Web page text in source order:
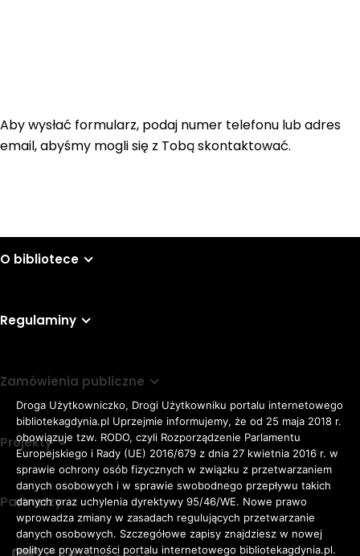
Rozmiar
czcionki
Adomyślna czcionka
Awiększa czcionka
KONTRAST:
ZWIĘKSZ
Aby wysłać formularz, podaj numer telefonu lub adres
email, abyśmy mogli się z Tobą skontaktować.
O bibliotece
Regulaminy
Zamówienia publiczne
Projekty
Partnerzy
Droga Użytkowniczko, Drogi Użytkowniku portalu internetowego
bibliotekagdynia.pl Uprzejmie informujemy, że od 25 maja 2018 r.
obowiązuje tzw. RODO, czyli Rozporządzenie Parlamentu
Europejskiego i Rady (UE) 2016/679 z dnia 27 kwietnia 2016 r. w
sprawie ochrony osób fizycznych w związku z przetwarzaniem
danych osobowych i w sprawie swobodnego przepływu takich
danych oraz uchylenia dyrektywy 95/46/WE. Nowe prawo
wprowadza zmiany w zasadach regulujących przetwarzanie
danych osobowych. Szczegółowe zapisy znajdziesz w nowej
polityce prywatności portalu internetowego bibliotekagdynia.pl.